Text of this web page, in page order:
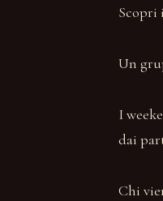
Scopri
Un
I
dai
Chi